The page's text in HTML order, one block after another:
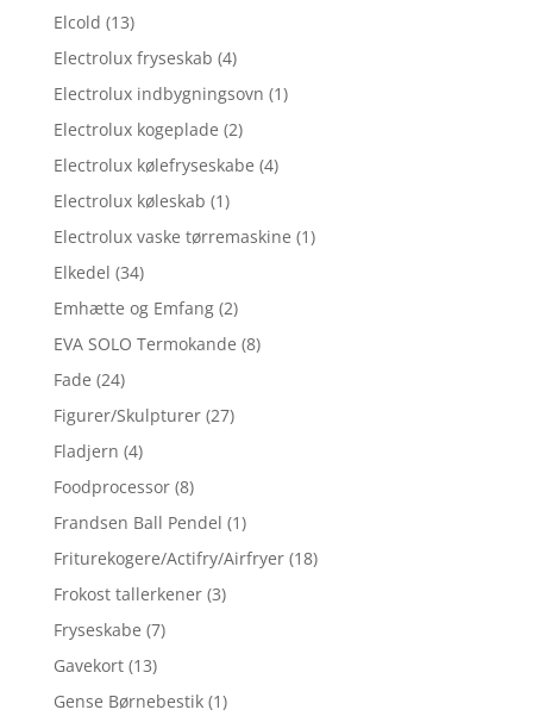
Elcold (13)
Electrolux fryseskab (4)
Electrolux indbygningsovn (1)
Electrolux kogeplade (2)
Electrolux kølefryseskabe (4)
Electrolux køleskab (1)
Electrolux vaske tørremaskine (1)
Elkedel (34)
Emhætte og Emfang (2)
EVA SOLO Termokande (8)
Fade (24)
Figurer/Skulpturer (27)
Fladjern (4)
Foodprocessor (8)
Frandsen Ball Pendel (1)
Friturekogere/Actifry/Airfryer (18)
Frokost tallerkener (3)
Fryseskabe (7)
Gavekort (13)
Gense Børnebestik (1)